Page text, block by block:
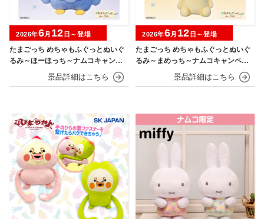
たまごっち めちゃもふぐっとぬいぐ
るみ～ほーほっち～ナムコキャンペ
2026年6月 12 日～登場
たまごっち めちゃもふぐっとぬいぐ
るみ～まめっち～ナムコキャンペー
2026年6月 12 日～登場